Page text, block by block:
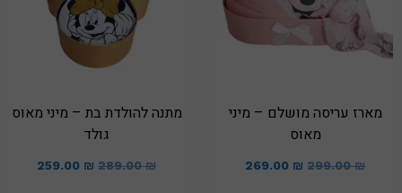
מארז עריסה מושלם – מיני
מאוס
299.00₪
269.00 ₪
מתנה להולדת בת – מיני מאוס
גולד
289.00₪
259.00 ₪